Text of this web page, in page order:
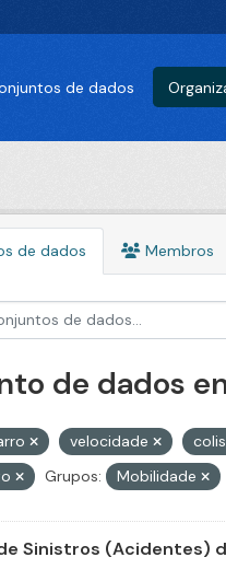
de dados
de dados Membros
de dados
velocidade
Grupos: Mobilidade
Sinistros (Acidentes)